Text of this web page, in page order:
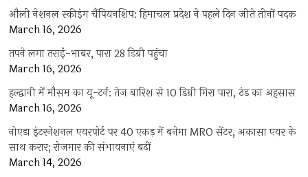
औली नेशनल स्कीइंग चैंपियनशिप: हिमाचल प्रदेश ने पहले दिन जीते तीनों पदक
March 16, 2026
तपने लगा तराई-भाबर, पारा 28 डिग्री पहुंचा
March 16, 2026
हल्द्वानी में मौसम का यू-टर्न: तेज बारिश से 10 डिग्री गिरा पारा, ठंड का अहसास
March 16, 2026
नोएडा इंटरनेशनल एयरपोर्ट पर 40 एकड़ में बनेगा MRO सेंटर, अकासा एयर के
साथ करार; रोजगार की संभावनाएं बढ़ीं
March 14, 2026